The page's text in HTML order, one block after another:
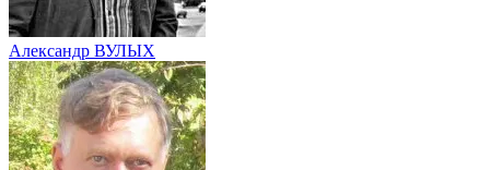
Александр ВУЛЫХ